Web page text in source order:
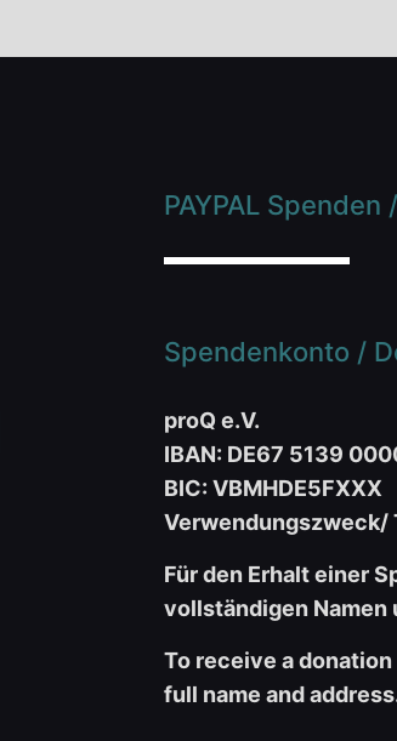
PAYPAL Spenden
Spendenkonto /
proQ e.V.
IBAN: DE67 5139
BIC: VBMHDE5FXXX
Verwendungszweck/
Für den Erhalt einer
vollständigen
To receive a
full name and